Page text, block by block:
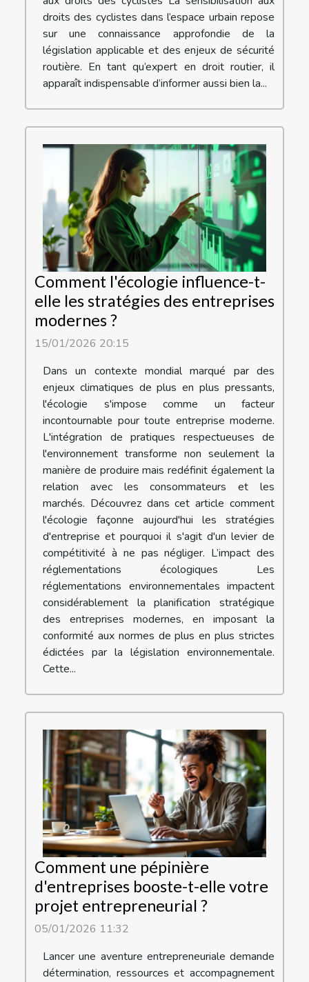
droits des cyclistes dans l’espace urbain repose
sur une connaissance approfondie de la
législation applicable et des enjeux de sécurité
routière. En tant qu’expert en droit routier, il
apparaît indispensable d’informer aussi bien la...
Comment l'écologie influence-t-
elle les stratégies des entreprises
modernes ?
15/01/2026 20:15
Dans un contexte mondial marqué par des
enjeux climatiques de plus en plus pressants,
l'écologie s'impose comme un facteur
incontournable pour toute entreprise moderne.
L'intégration de pratiques respectueuses de
l'environnement transforme non seulement la
manière de produire mais redéfinit également la
relation avec les consommateurs et les
marchés. Découvrez dans cet article comment
l'écologie façonne aujourd'hui les stratégies
d'entreprise et pourquoi il s'agit d'un levier de
compétitivité à ne pas négliger. L’impact des
réglementations écologiques Les
réglementations environnementales impactent
considérablement la planification stratégique
des entreprises modernes, en imposant la
conformité aux normes de plus en plus strictes
édictées par la législation environnementale.
Cette...
Comment une pépinière
d'entreprises booste-t-elle votre
projet entrepreneurial ?
05/01/2026 11:32
Lancer une aventure entrepreneuriale demande
détermination, ressources et accompagnement